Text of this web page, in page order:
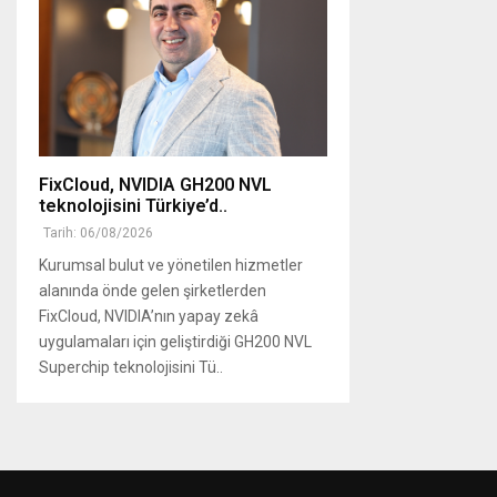
FixCloud, NVIDIA GH200 NVL
teknolojisini Türkiye’d..
Tarih: 06/08/2026
Kurumsal bulut ve yönetilen hizmetler
alanında önde gelen şirketlerden
FixCloud, NVIDIA’nın yapay zekâ
uygulamaları için geliştirdiği GH200 NVL
Superchip teknolojisini Tü..